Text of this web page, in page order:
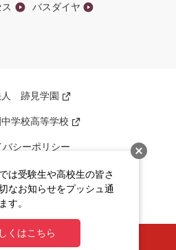
バスダイヤ
人 跡見学園
新
ウ
で
開
く
学校高等学校
新
ン
ド
ウ
バシーポリシー
イトについて
イトマップ
All rights reserved.
は受験生や高校生の皆さ
なお知らせをプッシュ通
す。
くはこちら